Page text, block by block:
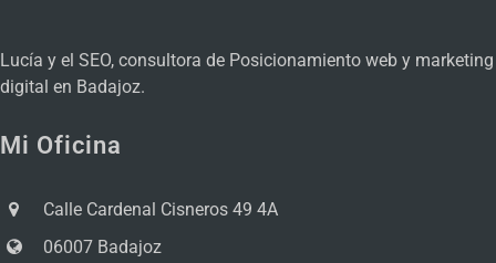
Lucía y el SEO, consultora de Posicionamiento web y marketing
digital en Badajoz.
Mi Oficina
Calle Cardenal Cisneros 49 4A
06007 Badajoz